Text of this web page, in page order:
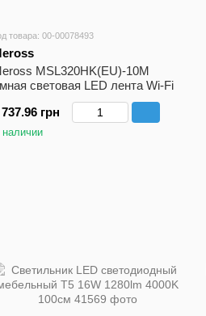
товара: 00-00078493
MSL320HK(EU)-10M
световая LED лента Wi-Fi
737.96 грн
наличии